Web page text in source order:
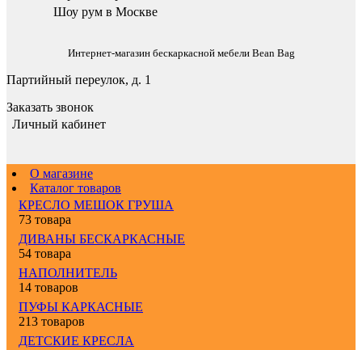
Шоу рум в Москве
Интернет-магазин бескаркасной мебели Bean Bag
Партийный переулок, д. 1
Заказать звонок
Личный кабинет
О магазине
Каталог товаров
КРЕСЛО МЕШОК ГРУША
73 товара
ДИВАНЫ БЕСКАРКАСНЫЕ
54 товара
НАПОЛНИТЕЛЬ
14 товаров
ПУФЫ КАРКАСНЫЕ
213 товаров
ДЕТСКИЕ КРЕСЛА